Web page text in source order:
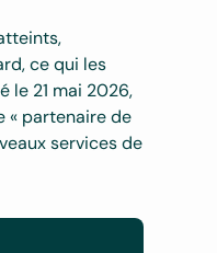
ce qui les
le 21 mai 2026,
« partenaire de
services de